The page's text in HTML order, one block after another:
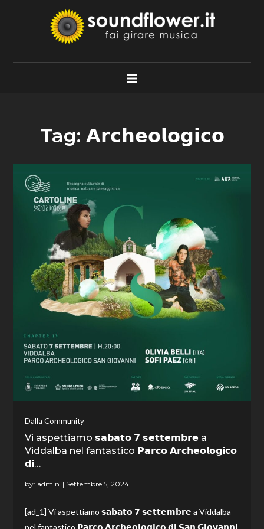
Soundflower.it
Fai Girare Musica
Tag: 𝗔𝗿𝗰𝗵𝗲𝗼𝗹𝗼𝗴𝗶𝗰𝗼
Dalla Community
Vi aspettiamo 𝘀𝗮𝗯𝗮𝘁𝗼 𝟳 𝘀𝗲𝘁𝘁𝗲𝗺𝗯𝗿𝗲 a
Viddalba nel fantastico 𝗣𝗮𝗿𝗰𝗼 𝗔𝗿𝗰𝗵𝗲𝗼𝗹𝗼𝗴𝗶𝗰𝗼
𝗱𝗶…
by: admin
[ad_1] Vi aspettiamo 𝘀𝗮𝗯𝗮𝘁𝗼 𝟳 𝘀𝗲𝘁𝘁𝗲𝗺𝗯𝗿𝗲 a Viddalba